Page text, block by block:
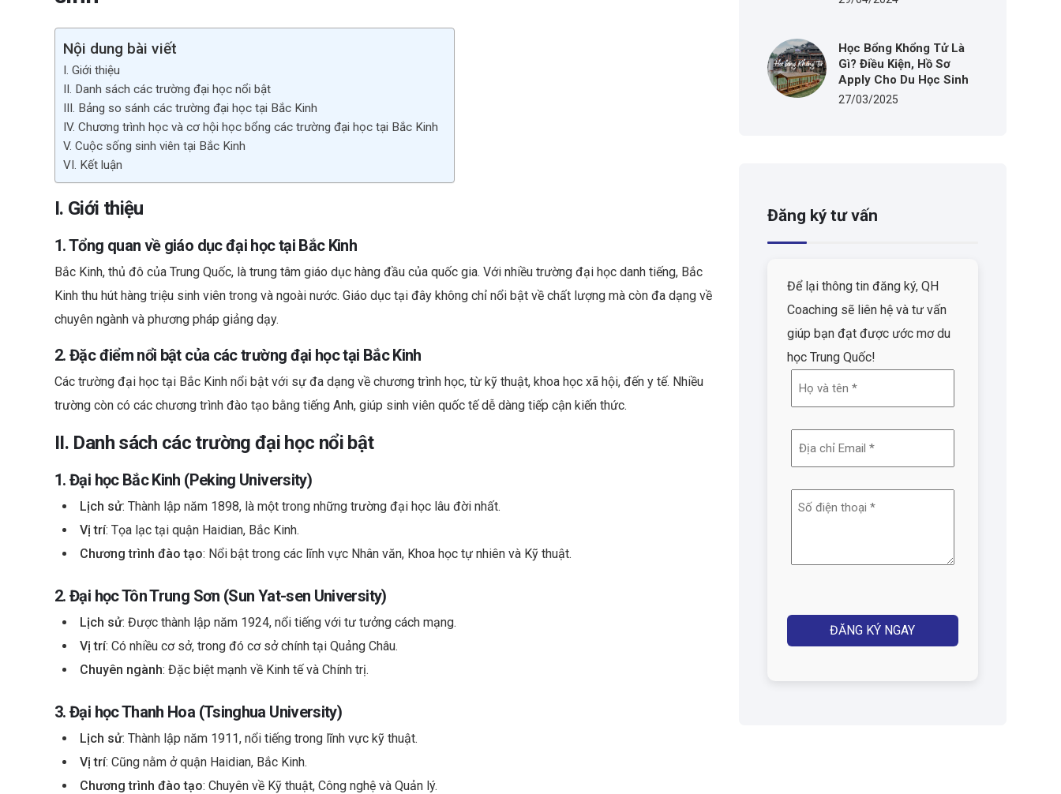
o
Nội dung bài viết
I. Giới thiệu
II. Danh sách các trường đại học nổi bật
III. Bảng so sánh các trường đại học tại Bắc Kinh
IV. Chương trình học và cơ hội học bổng các trường đại học tại Bắc Kinh
V. Cuộc sống sinh viên tại Bắc Kinh
VI. Kết luận
I. Giới thiệu
1. Tổng quan về giáo dục đại học tại Bắc Kinh
Bắc Kinh, thủ đô của Trung Quốc, là trung tâm giáo dục hàng đầu của quốc gia. Với nhiều trường đại học danh tiếng, Bắc
Kinh thu hút hàng triệu sinh viên trong và ngoài nước. Giáo dục tại đây không chỉ nổi bật về chất lượng mà còn đa dạng về
chuyên ngành và phương pháp giảng dạy.
2. Đặc điểm nổi bật của các trường đại học tại Bắc Kinh
Các trường đại học tại Bắc Kinh nổi bật với sự đa dạng về chương trình học, từ kỹ thuật, khoa học xã hội, đến y tế. Nhiều
trường còn có các chương trình đào tạo bằng tiếng Anh, giúp sinh viên quốc tế dễ dàng tiếp cận kiến thức.
II. Danh sách các trường đại học nổi bật
1. Đại học Bắc Kinh (Peking University)
Lịch sử: Thành lập năm 1898, là một trong những trường đại học lâu đời nhất.
Vị trí: Tọa lạc tại quận Haidian, Bắc Kinh.
Chương trình đào tạo: Nổi bật trong các lĩnh vực Nhân văn, Khoa học tự nhiên và Kỹ thuật.
2. Đại học Tôn Trung Sơn (Sun Yat-sen University)
Lịch sử: Được thành lập năm 1924, nổi tiếng với tư tưởng cách mạng.
Vị trí: Có nhiều cơ sở, trong đó cơ sở chính tại Quảng Châu.
Chuyên ngành: Đặc biệt mạnh về Kinh tế và Chính trị.
3. Đại học Thanh Hoa (Tsinghua University)
Lịch sử: Thành lập năm 1911, nổi tiếng trong lĩnh vực kỹ thuật.
Vị trí: Cũng nằm ở quận Haidian, Bắc Kinh.
Chương trình đào tạo: Chuyên về Kỹ thuật, Công nghệ và Quản lý.
Học Bổng Khổng Tử Là
Gì? Điều Kiện, Hồ Sơ
Apply Cho Du Học Sinh
27/03/2025
Đăng ký tư vấn
Để lại thông tin đăng ký, QH
Coaching sẽ liên hệ và tư vấn
giúp bạn đạt được ước mơ du
học Trung Quốc!
Họ
và
tên
(Required)
Địa
chỉ
email
(Required)
Số